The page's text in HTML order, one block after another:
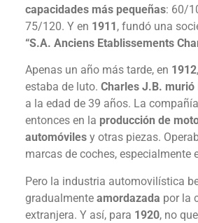
capacidades más pequeñas: 60/
75/120. Y en 1911, fundó una
“S.A. Anciens Etablissements
Apenas un año más tarde, en 1912
estaba de luto. Charles J.B. murió
a la edad de 39 años. La
entonces en la producción de
automóviles y otras piezas.
marcas de coches, especialmente
Pero la industria automovilística
gradualmente amordazada por la
extranjera. Y así, para 1920, no